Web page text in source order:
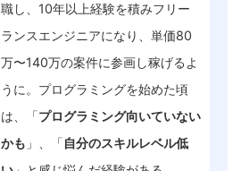
職し、10年以上経験を積みフリー
ランスエンジニアになり、単価80
万〜140万の案件に参画し稼げるよ
うに。プログラミングを始めた頃
は、「プログラミング向いていない
かも 」、「自分のスキルレベル低